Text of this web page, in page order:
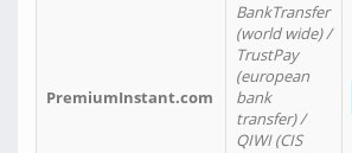
PremiumInstant.com
BankTransfer
(world wide) /
TrustPay
(european
bank
transfer) /
QIWI (CIS